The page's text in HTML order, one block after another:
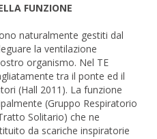
FUNZIONE
naturalmente gestiti dal
la ventilazione
organismo. Nel TE
tra il ponte ed il
(Hall 2011). La funzione
(Gruppo Respiratorio
Solitario) che ne
da scariche inspiratorie